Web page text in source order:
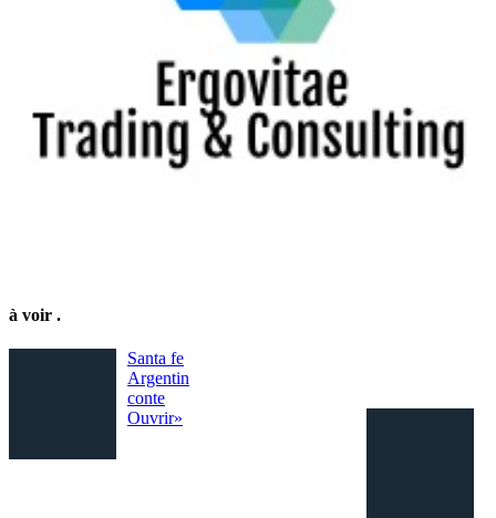
à voir .
Santa fe
Argentin
conte
Ouvrir»